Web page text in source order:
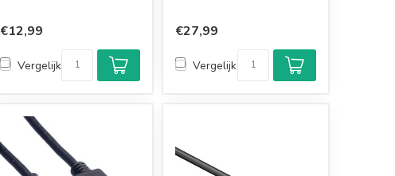
€12,99
Vergelijk
€27,99
Vergelijk